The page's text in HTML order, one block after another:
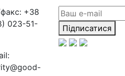
+38
023-51-
Підписатися